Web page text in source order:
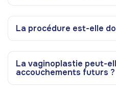
La procédure est-elle
La vaginoplastie peut-
accouchements futurs ?